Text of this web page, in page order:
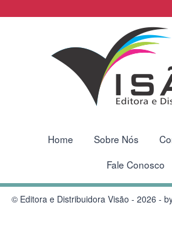
Home Sobre Nós
Fale Conosco
© Editora e Distribuidora Visão - 2026 -